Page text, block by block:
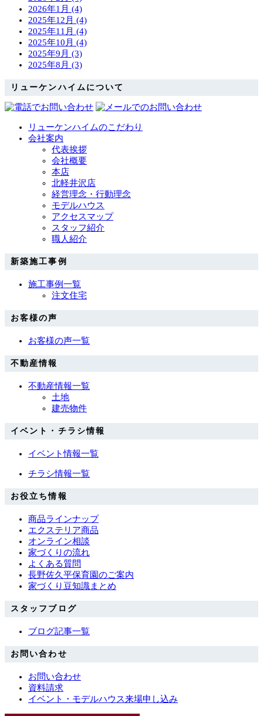
2026年1月 (4)
2025年12月 (4)
2025年11月 (4)
2025年10月 (4)
2025年9月 (3)
2025年8月 (3)
リューケンハイムについて
リューケンハイムのこだわり
会社案内
代表挨拶
会社概要
本店
北軽井沢店
経営理念・行動理念
モデルハウス
アクセスマップ
スタッフ紹介
職人紹介
新築施工事例
施工事例一覧
注文住宅
お客様の声
お客様の声一覧
不動産情報
不動産情報一覧
土地
建売物件
イベント・チラシ情報
イベント情報一覧
チラシ情報一覧
お役立ち情報
商品ラインナップ
エクステリア商品
オンライン相談
家づくりの流れ
よくある質問
長野佐久平保育園のご案内
家づくり豆知識まとめ
スタッフブログ
ブログ記事一覧
お問い合わせ
お問い合わせ
資料請求
イベント・モデルハウス来場申し込み